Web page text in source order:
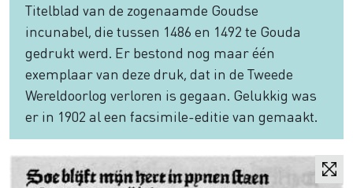
Titelblad van de zogenaamde Goudse
incunabel, die tussen 1486 en 1492 te Gouda
gedrukt werd. Er bestond nog maar één
exemplaar van deze druk, dat in de Tweede
Wereldoorlog verloren is gegaan. Gelukkig was
er in 1902 al een facsimile-editie van gemaakt.